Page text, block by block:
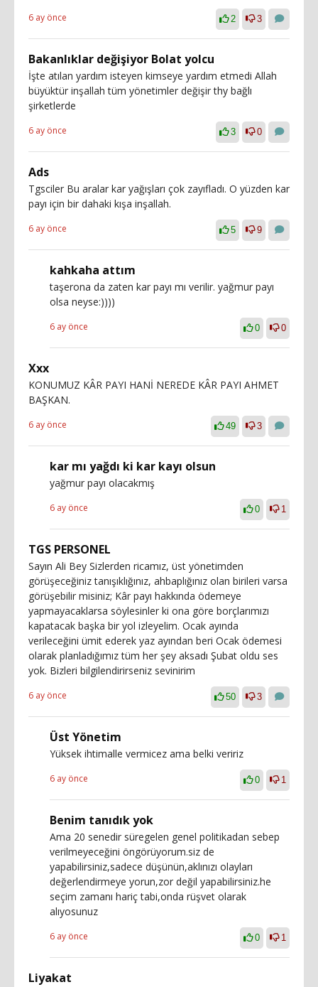
6 ay önce 2 3
Bakanlıklar değişiyor Bolat yolcu
İşte atılan yardım isteyen kimseye yardım etmedi Allah
büyüktür inşallah tüm yönetimler değişir thy bağlı
şirketlerde
6 ay önce 3 0
Ads
Tgsciler Bu aralar kar yağışları çok zayıfladı. O yüzden kar
payı için bir dahaki kışa inşallah.
6 ay önce 5 9
kahkaha attım
taşerona da zaten kar payı mı verilir. yağmur payı
olsa neyse:))))
6 ay önce 0 0
Xxx
KONUMUZ KÂR PAYI HANİ NEREDE KÂR PAYI AHMET
BAŞKAN.
6 ay önce 49 3
kar mı yağdı ki kar kayı olsun
yağmur payı olacakmış
6 ay önce 0 1
TGS PERSONEL
Sayın Ali Bey Sizlerden ricamız, üst yönetimden
görüşeceğiniz tanışıklığınız, ahbaplığınız olan birileri varsa
görüşebilir misiniz; Kâr payı hakkında ödemeye
yapmayacaklarsa söylesinler ki ona göre borçlarımızı
kapatacak başka bir yol izleyelim. Ocak ayında
verileceğini ümit ederek yaz ayından beri Ocak ödemesi
olarak planladığımız tüm her şey aksadı Şubat oldu ses
yok. Bizleri bilgilendirirseniz sevinirim
6 ay önce 50 3
Üst Yönetim
Yüksek ihtimalle vermicez ama belki veririz
6 ay önce 0 1
Benim tanıdık yok
Ama 20 senedir süregelen genel politikadan sebep
verilmeyeceğini öngörüyorum.siz de
yapabilirsiniz,sadece düşünün,aklınızı olayları
değerlendirmeye yorun,zor değil yapabilirsiniz.he
seçim zamanı hariç tabi,onda rüşvet olarak
alıyosunuz
6 ay önce 0 1
Liyakat